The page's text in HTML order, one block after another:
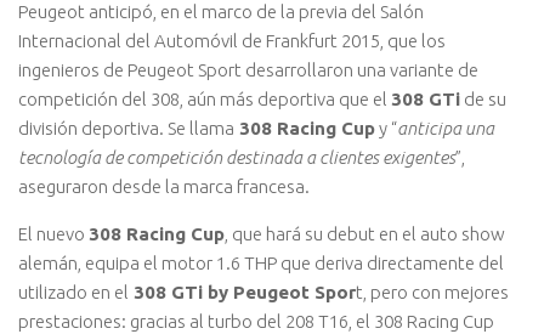
Peugeot anticipó, en el marco de la previa del Salón
Internacional del Automóvil de Frankfurt 2015, que los
ingenieros de Peugeot Sport desarrollaron una variante de
competición del 308, aún más deportiva que el 308 GTi de su
división deportiva. Se llama 308 Racing Cupy “anticipa una
tecnología de competición destinada a clientes exigentes”,
aseguraron desde la marca francesa.
El nuevo 308 Racing Cup , que hará su debut en el auto show
alemán, equipa el motor 1.6 THP que deriva directamente del
utilizado en el 308 GTi by Peugeot Sport, pero con mejores
prestaciones: gracias al turbo del 208 T16, el 308 Racing Cup